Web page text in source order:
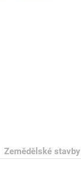
Zemědělské stavby